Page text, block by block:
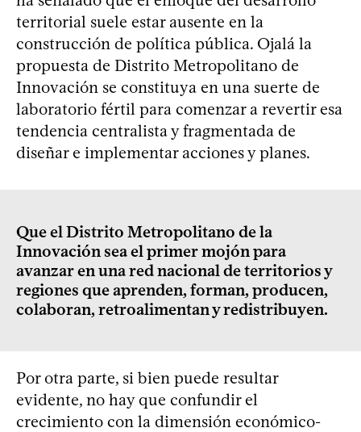
territorial suele estar ausente en la
construcción de política pública. Ojalá la
propuesta de Distrito Metropolitano de
Innovación se constituya en una suerte de
laboratorio fértil para comenzar a revertir esa
tendencia centralista y fragmentada de
diseñar e implementar acciones y planes.
Que el Distrito Metropolitano de la
Innovación sea el primer mojón para
avanzar en una red nacional de territorios y
regiones que aprenden, forman, producen,
colaboran, retroalimentan y redistribuyen.
Por otra parte, si bien puede resultar
evidente, no hay que confundir el
crecimiento con la dimensión económico-